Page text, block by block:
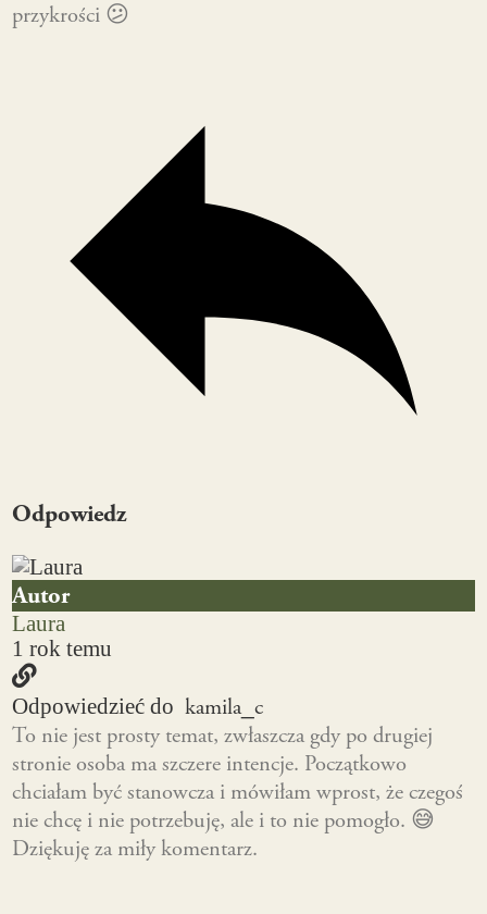
przykrości 😕
Odpowiedz
Autor
Laura
1 rok temu
Odpowiedzieć do kamila_c
To nie jest prosty temat, zwłaszcza gdy po drugiej
stronie osoba ma szczere intencje. Początkowo
chciałam być stanowcza i mówiłam wprost, że czegoś
nie chcę i nie potrzebuję, ale i to nie pomogło. 😅
Dziękuję za miły komentarz.